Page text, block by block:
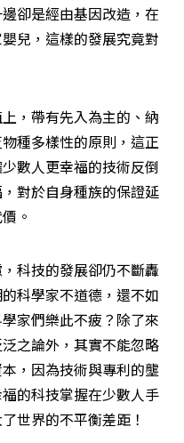
卻是經由基因改造，在
兒，這樣的發展究竟對
，帶有先入為主的、納
種多樣性的原則，這正
數人更幸福的技術反倒
對於自身種族的保證延
。
科技的發展卻仍不斷轟
科學家不道德，還不如
家們樂此不疲？除了來
之論外，其實不能忽略
，因為技術與專利的壟
的科技掌握在少數人手
世界的不平衡差距！